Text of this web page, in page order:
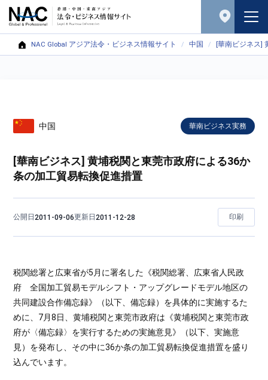
NAC Global アジア法令・ビジネス情報サイト 中国 [華南ビジネス]
中国 華南ビジネス実務
[華南ビジネス] 黄埔税関と東莞市政府による36か
条の加工貿易転換促進措置
公開日2011-09-06更新日2011-12-28 印刷
税関総署と広東省が5月に署名した《税関総署、広東省人民政
府 全国加工貿易モデルシフト・アップグレードモデル地区の
共同建設合作備忘録》（以下、備忘録）を具体的に実施するた
めに、7月8日、黄埔税関と東莞市政府は《黄埔税関と東莞市政
府が〈備忘録〉を実行するための実施意見》（以下、実施意
見）を発布し、その中に36か条の加工貿易転換促進措置を盛り
込んでいます。